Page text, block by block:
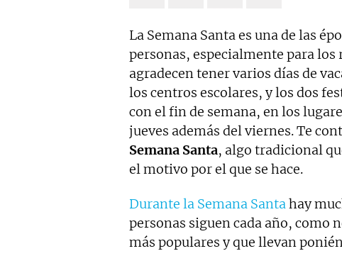
La Semana Santa es una de las
personas, especialmente para
agradecen tener varios días de
los centros escolares, y los dos
con el fin de semana, en los
jueves además del viernes. Te
Semana Santa, algo tradicional
el motivo por el que se hace.
Durante la Semana Santahay
personas siguen cada año, como
más populares y que llevan